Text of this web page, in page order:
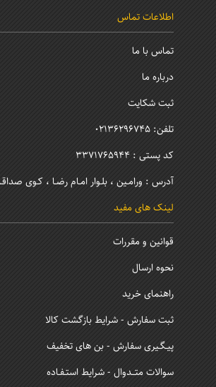
اطلاعات تماس
تماس با ما
درباره ما
ثبت شکایت
تلفن: 02136296745
کد پستی : 3371765944
آدرس : ورامـین ، بلـوار امـام رضـا ، کـوی
لینک های مفید
قوانین و مقررات
نحوه ارسال
راهنمای خرید
ثبت سفارش - شرایط بازگشت کالا
پیـگـیری سفارش - بن های تخفیف
سوالات متــدوال - شرایط استـفـاده